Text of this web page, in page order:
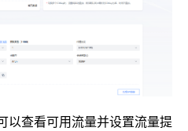
以查看可用流量并设置流量提